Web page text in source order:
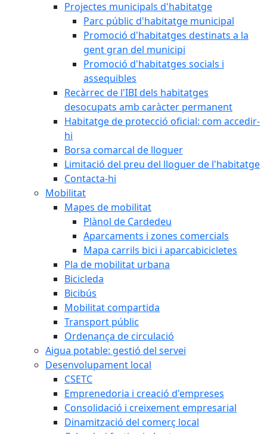
Projectes municipals d'habitatge
Parc públic d'habitatge municipal
Promoció d'habitatges destinats a la
gent gran del municipi
Promoció d'habitatges socials i
assequibles
Recàrrec de l'IBI dels habitatges
desocupats amb caràcter permanent
Habitatge de protecció oficial: com accedir-
hi
Borsa comarcal de lloguer
Limitació del preu del lloguer de l'habitatge
Contacta-hi
Mobilitat
Mapes de mobilitat
Plànol de Cardedeu
Aparcaments i zones comercials
Mapa carrils bici i aparcabicicletes
Pla de mobilitat urbana
Bicicleda
Bicibús
Mobilitat compartida
Transport públic
Ordenança de circulació
Aigua potable: gestió del servei
Desenvolupament local
CSETC
Emprenedoria i creació d'empreses
Consolidació i creixement empresarial
Dinamització del comerç local